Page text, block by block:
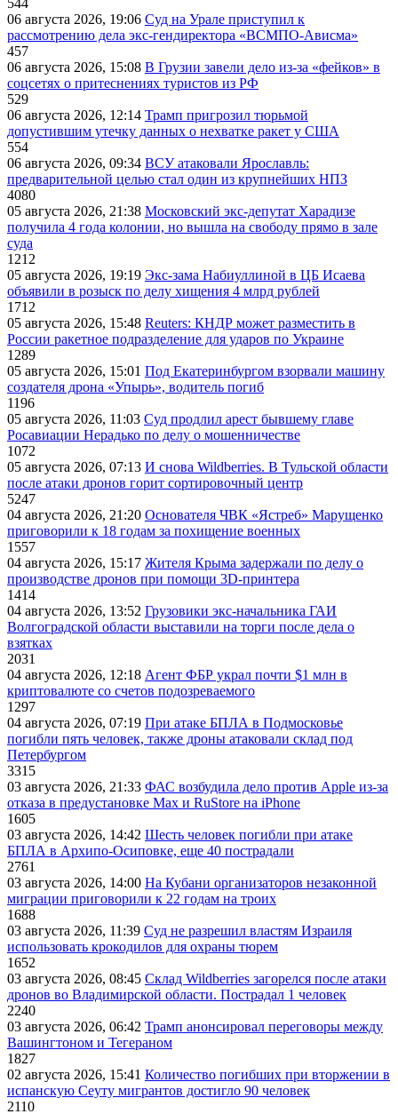
544
06 августа 2026, 19:06 Суд на Урале приступил к
рассмотрению дела экс-гендиректора «ВСМПО-Ависма»
457
06 августа 2026, 15:08 В Грузии завели дело из-за «фейков» в
соцсетях о притеснениях туристов из РФ
529
06 августа 2026, 12:14 Трамп пригрозил тюрьмой
допустившим утечку данных о нехватке ракет у США
554
06 августа 2026, 09:34 ВСУ атаковали Ярославль:
предварительной целью стал один из крупнейших НПЗ
4080
05 августа 2026, 21:38 Московский экс-депутат Харадизе
получила 4 года колонии, но вышла на свободу прямо в зале
суда
1212
05 августа 2026, 19:19 Экс-зама Набиуллиной в ЦБ Исаева
объявили в розыск по делу хищения 4 млрд рублей
1712
05 августа 2026, 15:48 Reuters: КНДР может разместить в
России ракетное подразделение для ударов по Украине
1289
05 августа 2026, 15:01 Под Екатеринбургом взорвали машину
создателя дрона «Упырь», водитель погиб
1196
05 августа 2026, 11:03 Суд продлил арест бывшему главе
Росавиации Нерадько по делу о мошенничестве
1072
05 августа 2026, 07:13 И снова Wildberries. В Тульской области
после атаки дронов горит сортировочный центр
5247
04 августа 2026, 21:20 Основателя ЧВК «Ястреб» Марущенко
приговорили к 18 годам за похищение военных
1557
04 августа 2026, 15:17 Жителя Крыма задержали по делу о
производстве дронов при помощи 3D‑принтера
1414
04 августа 2026, 13:52 Грузовики экс-начальника ГАИ
Волгоградской области выставили на торги после дела о
взятках
2031
04 августа 2026, 12:18 Агент ФБР украл почти $1 млн в
криптовалюте со счетов подозреваемого
1297
04 августа 2026, 07:19 При атаке БПЛА в Подмосковье
погибли пять человек, также дроны атаковали склад под
Петербургом
3315
03 августа 2026, 21:33 ФАС возбудила дело против Apple из-за
отказа в предустановке Max и RuStore на iPhone
1605
03 августа 2026, 14:42 Шесть человек погибли при атаке
БПЛА в Архипо-Осиповке, еще 40 пострадали
2761
03 августа 2026, 14:00 На Кубани организаторов незаконной
миграции приговорили к 22 годам на троих
1688
03 августа 2026, 11:39 Суд не разрешил властям Израиля
использовать крокодилов для охраны тюрем
1652
03 августа 2026, 08:45 Склад Wildberries загорелся после атаки
дронов во Владимирской области. Пострадал 1 человек
2240
03 августа 2026, 06:42 Трамп анонсировал переговоры между
Вашингтоном и Тегераном
1827
02 августа 2026, 15:41 Количество погибших при вторжении в
испанскую Сеуту мигрантов достигло 90 человек
2110